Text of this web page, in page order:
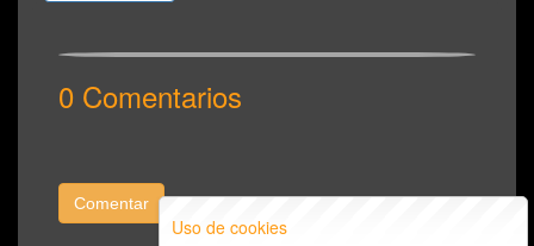
0 Comentarios
Comentar
Uso de cookies